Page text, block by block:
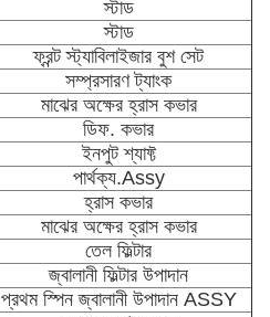
স্টাড
স্টাড
ফ্রন্ট স্ট্যাবিলাইজার বুশ সেট
সম্প্রসারণ ট্যাংক
মাঝের অক্ষের হ্রাস কভার
ডিফ. কভার
ইনপুট শ্যাফ্ট
পার্থক্য.Assy
হ্রাস কভার
মাঝের অক্ষের হ্রাস কভার
তেল ফিল্টার
জ্বালানী ফিল্টার উপাদান
প্রথম স্পিন জ্বালানী উপাদান ASSY